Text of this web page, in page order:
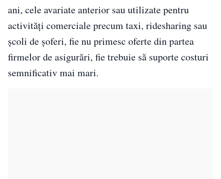
ani, cele avariate anterior sau utilizate pentru
activități comerciale precum taxi, ridesharing sau
școli de șoferi, fie nu primesc oferte din partea
firmelor de asigurări, fie trebuie să suporte costuri
semnificativ mai mari.